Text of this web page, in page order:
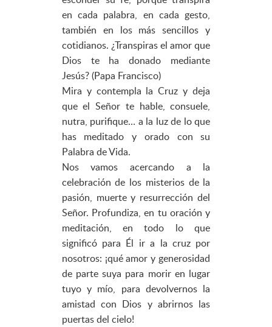
en cada palabra, en cada gesto,
también en los más sencillos y
cotidianos. ¿Transpiras el amor que
Dios te ha donado mediante
Jesús? (Papa Francisco)
Mira y contempla la Cruz y deja
que el Señor te hable, consuele,
nutra, purifique… a la luz de lo que
has meditado y orado con su
Palabra de Vida.
Nos vamos acercando a la
celebración de los misterios de la
pasión, muerte y resurrección del
Señor. Profundiza, en tu oración y
meditación, en todo lo que
significó para Él ir a la cruz por
nosotros: ¡qué amor y generosidad
de parte suya para morir en lugar
tuyo y mío, para devolvernos la
amistad con Dios y abrirnos las
puertas del cielo!